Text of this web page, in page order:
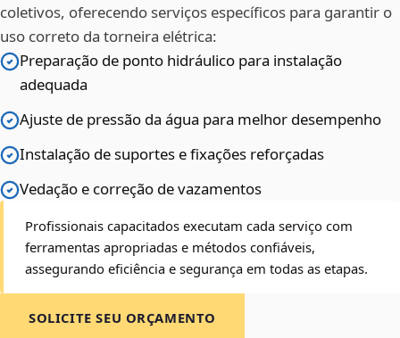
coletivos, oferecendo serviços específicos para garantir o
uso correto da torneira elétrica:
Preparação de ponto hidráulico para instalação
adequada
Ajuste de pressão da água para melhor desempenho
Instalação de suportes e fixações reforçadas
Vedação e correção de vazamentos
Profissionais capacitados executam cada serviço com
ferramentas apropriadas e métodos confiáveis,
assegurando eficiência e segurança em todas as etapas.
SOLICITE SEU ORÇAMENTO